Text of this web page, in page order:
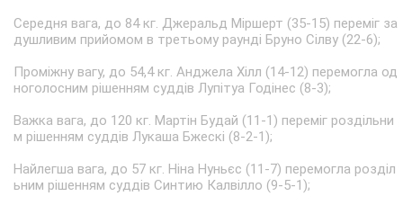
Середня вага, до 84 кг. Джеральд Міршерт (35-15) переміг за
душливим прийомом в третьому раунді Бруно Сілву (22-6);
Проміжну вагу, до 54,4 кг. Анджела Хілл (14-12) перемогла од
ноголосним рішенням суддів Лупітуа Годінес (8-3);
Важка вага, до 120 кг. Мартін Будай (11-1) переміг роздільни
м рішенням суддів Лукаша Бжескі (8-2-1);
Найлегша вага, до 57 кг. Ніна Нуньєс (11-7) перемогла розділ
ьним рішенням суддів Синтию Калвілло (9-5-1);